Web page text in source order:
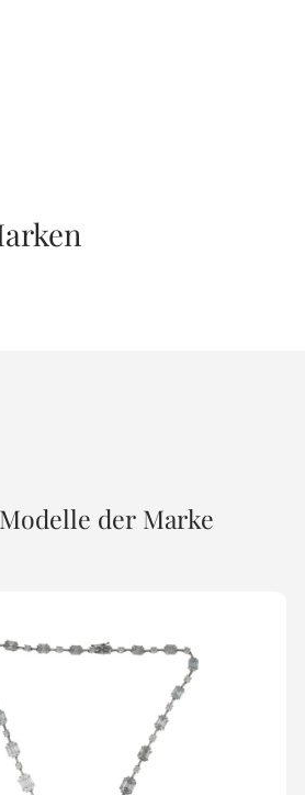
der Marke